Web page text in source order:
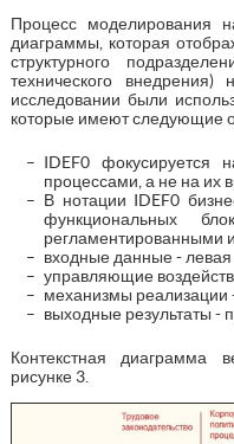
Процесс моделирования
диаграммы, которая
структурного
технического
исследовании были
которые имеют следующие
IDEF0 фокусируется
процессами, а не на их
В нотации IDEF0
функциональных
регламентированными
входные данные - левая
управляющие
механизмы реализации
выходные результаты -
Контекстная диаграмма
рисунке 3.